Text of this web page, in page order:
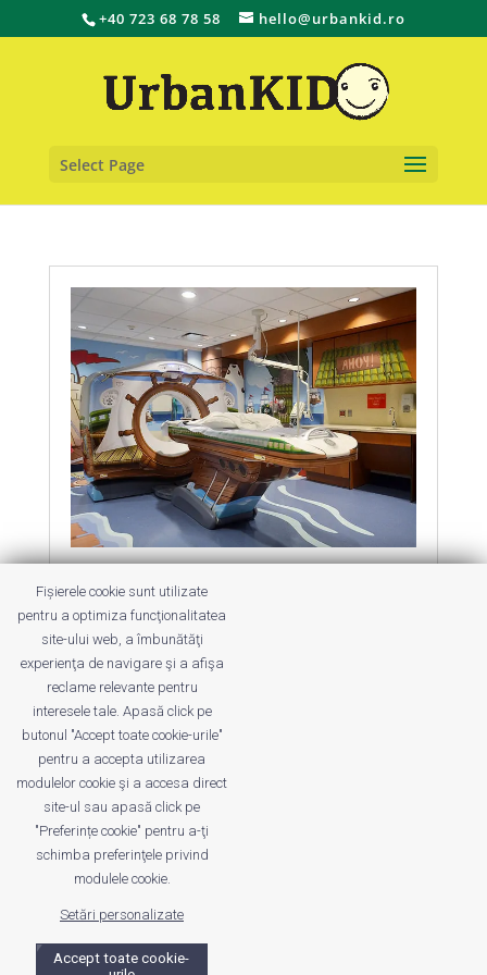
+40 723 68 78 58 hello@urbankid.ro
Select Page
Spitalele pentru copii pot fi și altfel
byRoxana Jilăveanu|
Cu imaginație din partea
investitorilor și zâmbete de la copii.
Despre noi Publicitate
Privacy
© UrbanKID. Proiect dezvoltat de Dana și
Dragomirescu. Temă WordPress:
Fișierele cookie sunt utilizate
pentru a optimiza funcţionalitatea
site-ului web, a îmbunătăţi
experienţa de navigare şi a afişa
reclame relevante pentru
interesele tale. Apasă click pe
butonul "Accept toate cookie-urile"
pentru a accepta utilizarea
modulelor cookie şi a accesa direct
site-ul sau apasă click pe
"Preferințe cookie" pentru a-ţi
schimba preferinţele privind
modulele cookie.
Setări personalizate
Accept toate cookie-